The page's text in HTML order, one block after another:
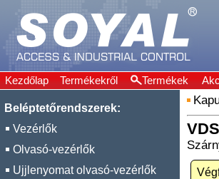
Kezdőlap Termékekről Termékek
Beléptetőrendszerek:
Vezérlők
Olvasó-vezérlők
Ujjlenyomat olvasó-vezérlők